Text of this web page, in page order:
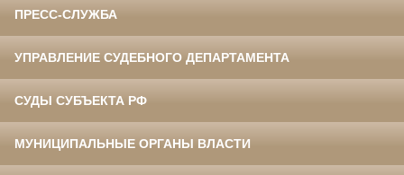
ПРЕСС-СЛУЖБА
УПРАВЛЕНИЕ СУДЕБНОГО ДЕПАРТАМЕНТА
СУДЫ СУБЪЕКТА РФ
МУНИЦИПАЛЬНЫЕ ОРГАНЫ ВЛАСТИ